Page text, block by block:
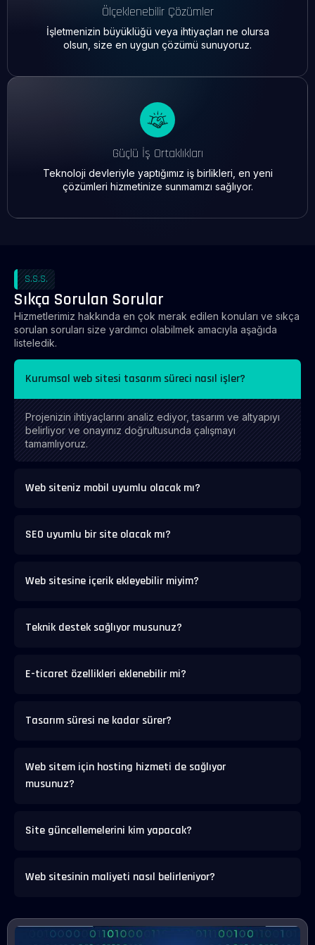
Ölçeklenebilir Çözümler
İşletmenizin büyüklüğü veya ihtiyaçları ne olursa
olsun, size en uygun çözümü sunuyoruz.
Güçlü İş Ortaklıkları
Teknoloji devleriyle yaptığımız iş birlikleri, en yeni
çözümleri hizmetinize sunmamızı sağlıyor.
S.S.S.
Sıkça Sorulan Sorular
Hizmetlerimiz hakkında en çok merak edilen konuları ve sıkça
sorulan soruları size yardımcı olabilmek amacıyla aşağıda
listeledik.
Kurumsal web sitesi tasarım süreci nasıl işler?
Projenizin ihtiyaçlarını analiz ediyor, tasarım ve altyapıyı
belirliyor ve onayınız doğrultusunda çalışmayı
tamamlıyoruz.
Web siteniz mobil uyumlu olacak mı?
SEO uyumlu bir site olacak mı?
Web sitesine içerik ekleyebilir miyim?
Teknik destek sağlıyor musunuz?
E-ticaret özellikleri eklenebilir mi?
Tasarım süresi ne kadar sürer?
Web sitem için hosting hizmeti de sağlıyor
musunuz?
Site güncellemelerini kim yapacak?
Web sitesinin maliyeti nasıl belirleniyor?